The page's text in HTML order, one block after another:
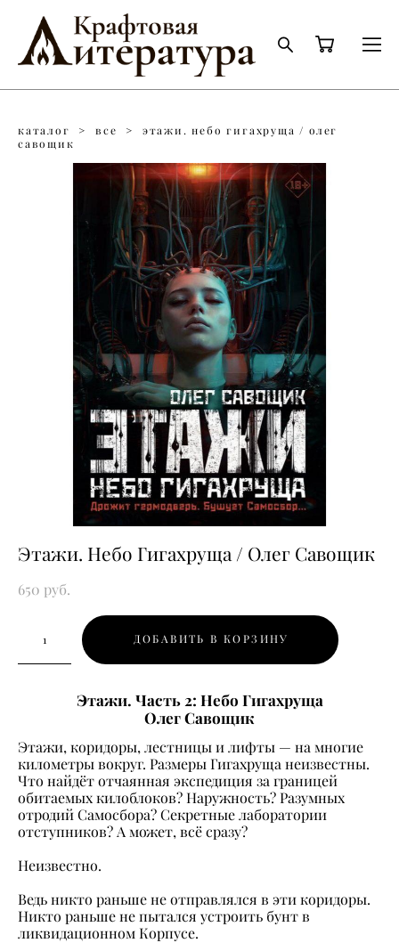
каталог > все >
этажи. небо гигахруща / олег
савощик
Этажи. Небо Гигахруща / Олег Савощик
650 pуб.
ДОБАВИТЬ В КОРЗИНУ
Этажи. Часть 2: Небо Гигахруща
Олег Савощик
Этажи, коридоры, лестницы и лифты — на многие
километры вокруг. Размеры Гигахруща неизвестны.
Что найдёт отчаянная экспедиция за границей
обитаемых килоблоков? Наружность? Разумных
отродий Самосбора? Секретные лаборатории
отступников? А может, всё сразу?
Неизвестно.
Ведь никто раньше не отправлялся в эти коридоры.
Никто раньше не пытался устроить бунт в
ликвидационном Корпусе.